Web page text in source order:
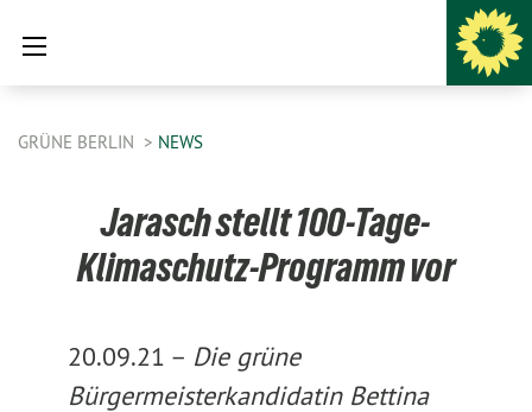
GRÜNE BERLIN NEWS
Jarasch stellt 100-Tage-
Klimaschutz-Programm vor
20.09.21 – Die grüne
Bürgermeisterkandidatin Bettina